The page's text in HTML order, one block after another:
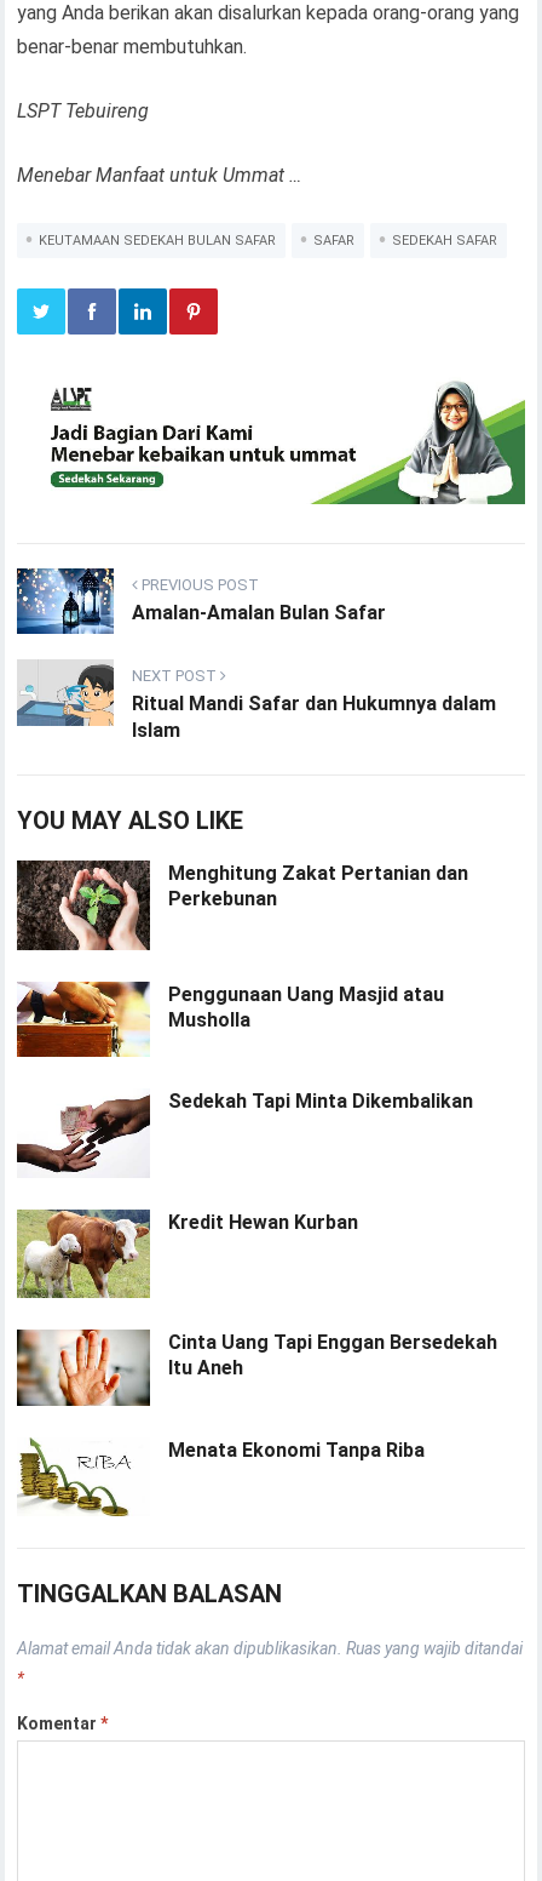
yang Anda berikan akan disalurkan kepada orang-orang yang
benar-benar membutuhkan.
LSPT Tebuireng
Menebar Manfaat untuk Ummat …
KEUTAMAAN SEDEKAH BULAN SAFAR SAFAR SEDEKAH SAFAR
PREVIOUS POST
Amalan-Amalan Bulan Safar
NEXT POST
Ritual Mandi Safar dan Hukumnya dalam
Islam
YOU MAY ALSO LIKE
Menghitung Zakat Pertanian dan
Perkebunan
Penggunaan Uang Masjid atau
Musholla
Sedekah Tapi Minta Dikembalikan
Kredit Hewan Kurban
Cinta Uang Tapi Enggan Bersedekah
Itu Aneh
Menata Ekonomi Tanpa Riba
TINGGALKAN BALASAN
Alamat email Anda tidak akan dipublikasikan. Ruas yang wajib ditandai
*
Komentar*